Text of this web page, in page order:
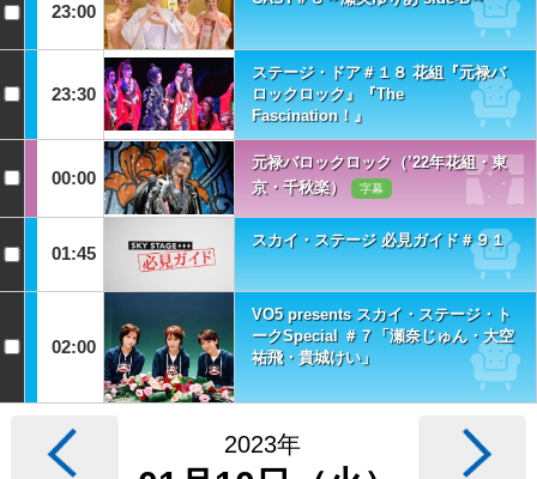
23:00
23:30
ステージ・ドア＃１８ 花組『元禄バ
ロックロック』『The
Fascination！』
00:00
元禄バロックロック（’22年花組・東
京・千秋楽）
字幕
01:45
スカイ・ステージ 必見ガイド＃９１
02:00
VO5 presents スカイ・ステージ・ト
ークSpecial ＃７「瀬奈じゅん・大空
祐飛・貴城けい」
2023年